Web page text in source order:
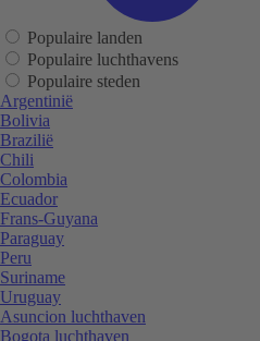
Populaire landen
Populaire luchthavens
Populaire steden
Argentinië
Bolivia
Brazilië
Chili
Colombia
Ecuador
Frans-Guyana
Paraguay
Peru
Suriname
Uruguay
Asuncion luchthaven
Bogota luchthaven